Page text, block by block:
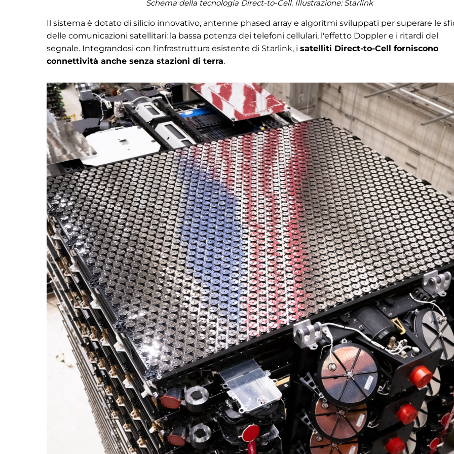
Schema della tecnologia Direct-to-Cell. Illustrazione:Starlink
Il sistema è dotato di silicio innovativo, antenne phased array e algoritmi sviluppati per superare le
delle comunicazioni satellitari: la bassa potenza dei telefoni cellulari, l'effetto Doppler e i ritardi del
segnale. Integrandosi con l'infrastruttura esistente di Starlink, i satelliti Direct-to-Cell forniscono
connettività anche senza stazioni di terra.